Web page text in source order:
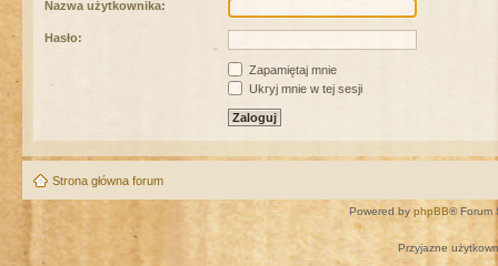
Nazwa użytkownika:
Hasło:
Zapamiętaj mnie
Ukryj mnie w tej sesji
Strona główna forum
Powered by phpBB® Forum
Przyjazne